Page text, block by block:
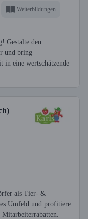
Weiterbildungen
Gestalte den
und bring
in eine wertschätzende
als Tier- &
Umfeld und profitiere